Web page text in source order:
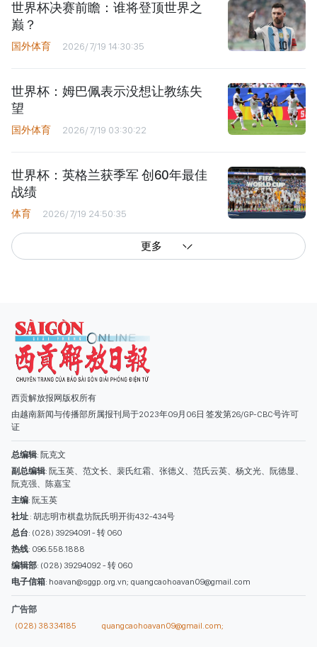
世界杯决赛前瞻：谁将登顶世界之
巅？
国外体育 2026/7/19 14:30:35
世界杯：姆巴佩表示没想让教练失
望
国外体育 2026/7/19 03:30:22
世界杯：英格兰获季军 创60年最佳
战绩
体育 2026/7/19 24:50:35
更多
证
总编辑
副总编辑: 阮玉英、范文长、裴氏红霜、张德义、范氏云英、杨文光、阮德显、